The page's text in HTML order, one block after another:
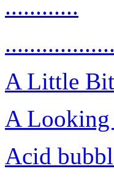
............
A Little
A
Acid